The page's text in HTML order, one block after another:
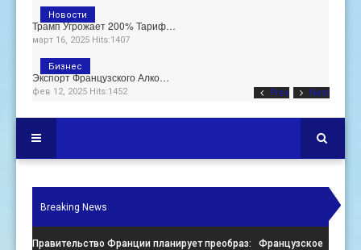
Prev Next
Трамп Угрожает 200% Тариф…
март 16, 2025 Hits:1407
Новости
Экспорт Французского Алко…
фев 12, 2025 Hits:1452
Бизнес
Breaking News
Правительство Франции планирует преобраз: Французское